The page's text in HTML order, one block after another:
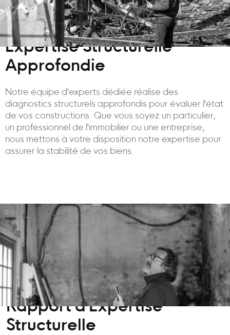
Expertise Structurelle
Approfondie
Notre équipe d'experts dédiée réalise des
diagnostics structurels approfondis pour évaluer l'état
de vos constructions. Que vous soyez un particulier,
un professionnel de l'immobilier ou une entreprise,
nous mettons à votre disposition notre expertise pour
assurer la stabilité de vos biens.
Rapport d'Expertise
Structurelle